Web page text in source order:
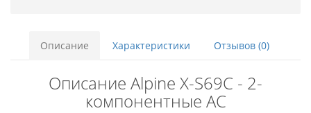
Описание Характеристики Отзывов (0)
Описание Alpine X-S69C - 2-
компонентные АС